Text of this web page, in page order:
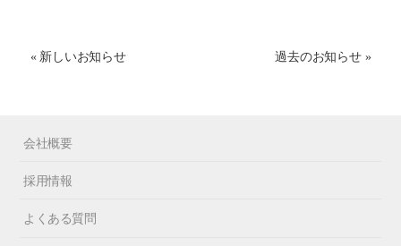
« 新しいお知らせ 過去のお知らせ »
会社概要
採用情報
よくある質問